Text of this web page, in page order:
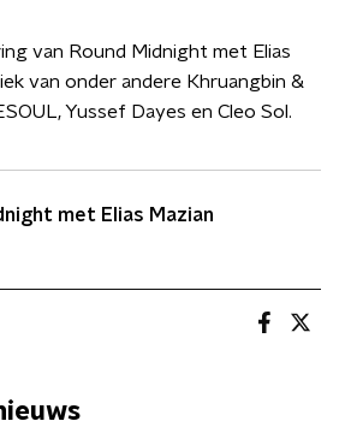
van Round Midnight met Elias
van onder andere Khruangbin &
Yussef Dayes en Cleo Sol.
met Elias Mazian